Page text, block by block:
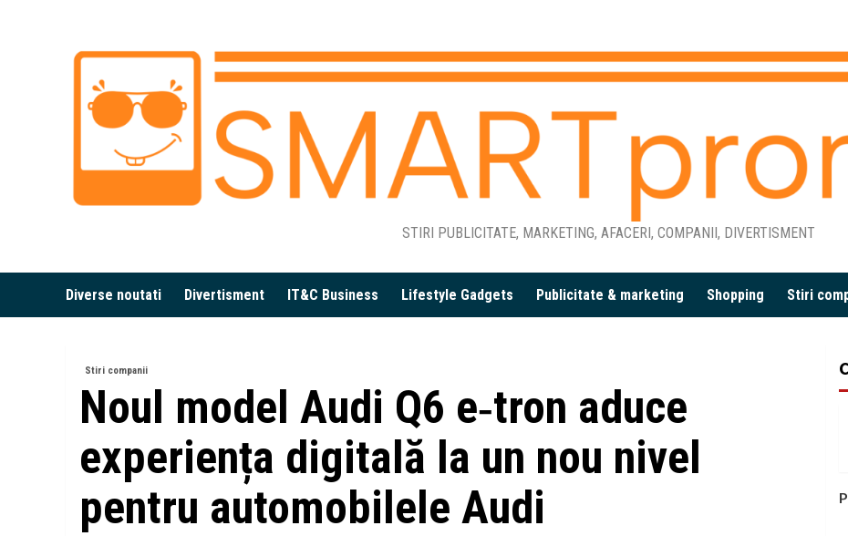
STIRI PUBLICITATE, MARKETING, AFACERI, COMPANII, DIVERTISMENT
Diverse noutati Divertisment IT&C Business Lifestyle Gadgets Publicitate & marketing Shopping Stiri
Stiri companii
Noul model Audi Q6 e‑tron aduce
experiența digitală la un nou nivel
pentru automobilele Audi